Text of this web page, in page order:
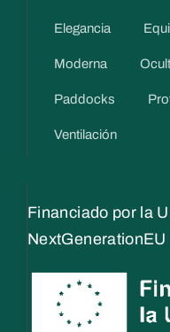
Elegancia
Moderna
Paddocks
Ventilación
Financiado por la
NextGenerationEU